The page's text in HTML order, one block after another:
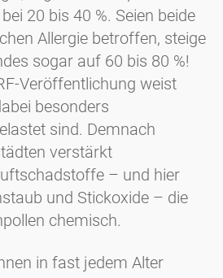
20 bis 40 %. Seien beide
Allergie betroffen, steige
sogar auf 60 bis 80 %!
Veröffentlichung weist
besonders
sind. Demnach
verstärkt
– und hier
und Stickoxide – die
chemisch.
in fast jedem Alter